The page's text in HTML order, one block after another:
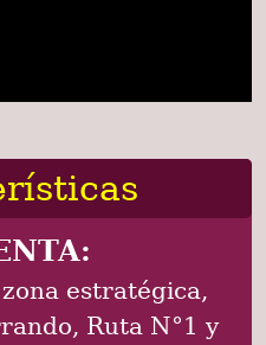
estratégica,
Ruta N°1 y